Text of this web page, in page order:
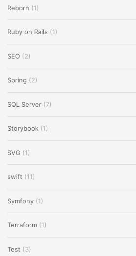
Reborn (1)
Ruby on Rails (1)
SEO (2)
Spring (2)
SQL Server (7)
Storybook (1)
SVG (1)
swift (11)
Symfony (1)
Terraform (1)
Test (3)